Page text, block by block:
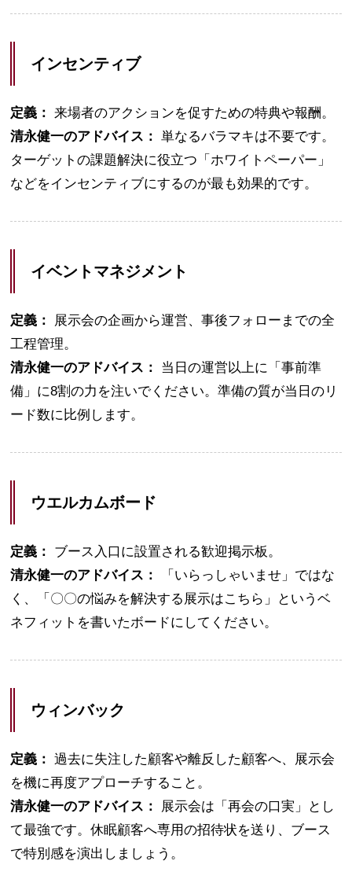
インセンティブ
定義： 来場者のアクションを促すための特典や報酬。
清永健一のアドバイス： 単なるバラマキは不要です。
ターゲットの課題解決に役立つ「ホワイトペーパー」
などをインセンティブにするのが最も効果的です。
イベントマネジメント
定義：
展示会の企画から運営、事後フォローまでの全
工程管理。
清永健一のアドバイス：
当日の運営以上に「事前準
備」に8割の力を注いでください。準備の質が当日のリ
ード数に比例します。
ウエルカムボード
定義：
ブース入口に設置される歓迎掲示板。
清永健一のアドバイス：
「いらっしゃいませ」ではな
く、「〇〇の悩みを解決する展示はこちら」というベ
ネフィットを書いたボードにしてください。
ウィンバック
定義： 過去に失注した顧客や離反した顧客へ、展示会
を機に再度アプローチすること。
清永健一のアドバイス：
展示会は「再会の口実」とし
て最強です。休眠顧客へ専用の招待状を送り、ブース
で特別感を演出しましょう。